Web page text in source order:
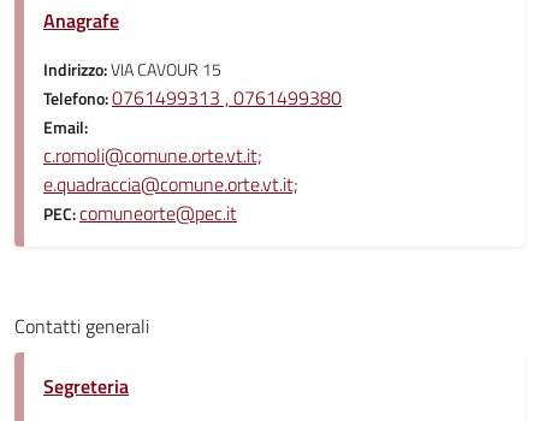
Anagrafe
Indirizzo:VIA CAVOUR 15
Telefono:0761499313 , 0761499380
Email:
c.romoli@comune.orte.vt.it;
e.quadraccia@comune.orte.vt.it;
PEC:comuneorte@pec.it
Contatti generali
Segreteria